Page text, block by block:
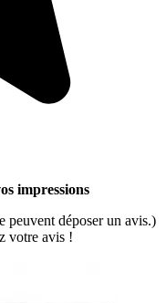
impressions
peuvent déposer un avis.)
votre avis !